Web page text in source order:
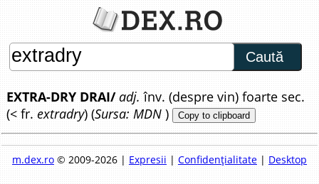
Caută
EXTRA-DRY DRAI/ adj. înv. (despre vin) foarte sec.
(< fr.extradry) (Sursa: MDN ) Copy to clipboard
m.dex.ro© 2009-2026 | Expresii | Confidențialitate| Desktop